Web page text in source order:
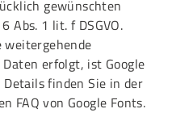
gewünschten
Abs. 1 lit. f DSGVO.
weitergehende
erfolgt, ist Google
finden Sie in der
FAQ von Google Fonts.